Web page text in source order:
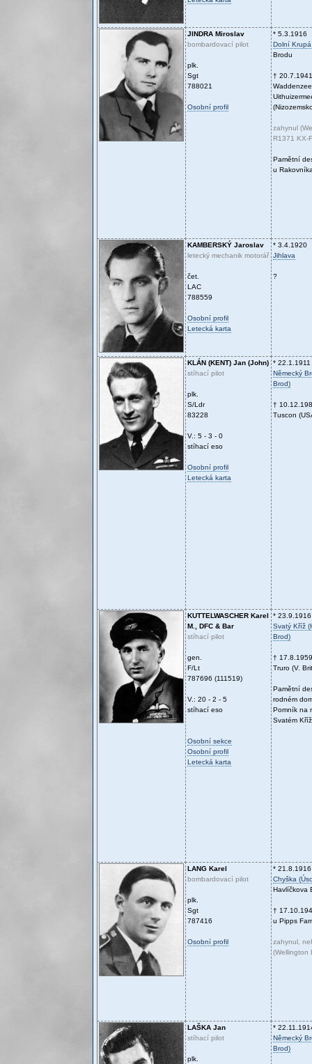
JINDRA Miroslav
bombardovací pilot
plk.
Sgt
788021
Osobní profil
* 5.3.1916
Dolní Krupá
Brodu
† 20.7.1941
zahynul
R1371 KX-
Pamětní
u
KAMBERSKÝ Jaroslav
letecký mechanik motorář
čet.
LAC
788559
Osobní profil
Letecká karta
* 3.4.1920
Jihlava
?
KLÁN (KENT) Jan (John)
stíhací pilot
plk.
S/Ldr
83228
V.: 5 - 3 - 0
stíhací eso
Osobní profil
Letecká karta
* 22.1.1911
Německý
Brod)
†
Tuscon
KUTTELWASCHER Karel
M., DFC & Bar
stíhací pilot
gen.
F/Lt
787696 (111519)
V.: 20 - 2 - 5
stíhací eso
Osobní sekce
Osobní profil
Letecká karta
* 23.9.1916
Svatý Kříž
Brod)
† 17.8.1959
Truro (V.
Pamětní
rodném
Pomník na
Svatém
LANG Karel
bombardovací pilot
plk.
Sgt
787416
Osobní profil
* 21.8.1916
Chyška
Havlíčkova
†
u Pipps
zahynul,
(Wellington
LAŠKA Jan
stíhací pilot
plk.
*
Německý
Brod)